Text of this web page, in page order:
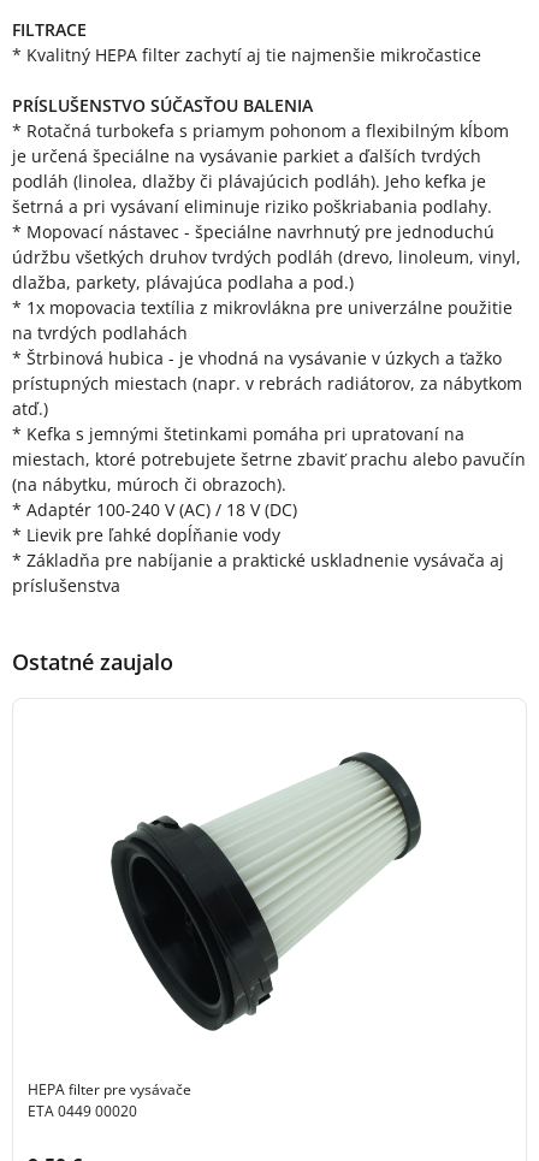
FILTRACE
* Kvalitný HEPA filter zachytí aj tie najmenšie mikročastice
PRÍSLUŠENSTVO SÚČASŤOU BALENIA
* Rotačná turbokefa s priamym pohonom a flexibilným kĺbom
je určená špeciálne na vysávanie parkiet a ďalších tvrdých
podláh (linolea, dlažby či plávajúcich podláh). Jeho kefka je
šetrná a pri vysávaní eliminuje riziko poškriabania podlahy.
* Mopovací nástavec - špeciálne navrhnutý pre jednoduchú
údržbu všetkých druhov tvrdých podláh (drevo, linoleum, vinyl,
dlažba, parkety, plávajúca podlaha a pod.)
* 1x mopovacia textília z mikrovlákna pre univerzálne použitie
na tvrdých podlahách
* Štrbinová hubica - je vhodná na vysávanie v úzkych a ťažko
prístupných miestach (napr. v rebrách radiátorov, za nábytkom
atď.)
* Kefka s jemnými štetinkami pomáha pri upratovaní na
miestach, ktoré potrebujete šetrne zbaviť prachu alebo pavučín
(na nábytku, múroch či obrazoch).
* Adaptér 100-240 V (AC) / 18 V (DC)
* Lievik pre ľahké dopĺňanie vody
* Základňa pre nabíjanie a praktické uskladnenie vysávača aj
príslušenstva
Ostatné zaujalo
HEPA filter pre vysávače
ETA 0449 00020